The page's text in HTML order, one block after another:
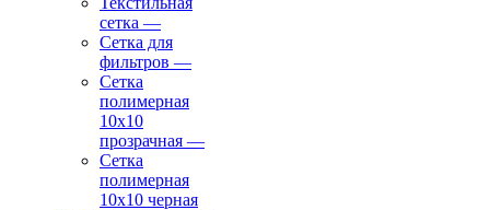
сетка —
Сетка для
фильтров —
Сетка
полимерная
10х10
прозрачная —
Сетка
полимерная
10х10 черная